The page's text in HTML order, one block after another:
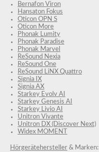
Bernafon Viron
Hansaton Fokus
Oticon OPN S
Oticon More
Phonak Lumity
Phonak Paradise
Phonak Marvel
ReSound Nexia
ReSound One
ReSound LiNX Quattro
Signia IX
Signia AX
Starkey Evolv AI
Starkey Genesis AI
Starkey Livio AI
Unitron Vivante
Unitron DX (Discover Next)
Widex MOMENT
Hörgerätehersteller & Marken: